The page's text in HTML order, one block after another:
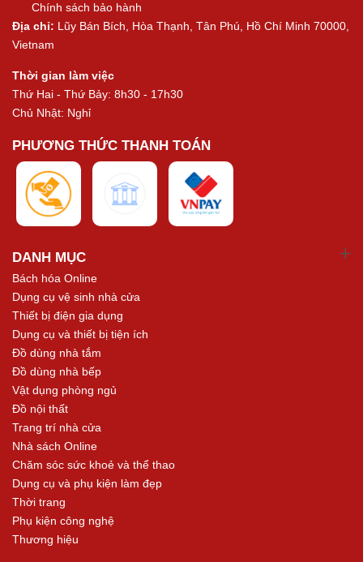
Chính sách bảo hành
Địa chỉ: Lũy Bán Bích, Hòa Thạnh, Tân Phú, Hồ Chí Minh 70000,
Vietnam
Thời gian làm việc
Thứ Hai - Thứ Bảy: 8h30 - 17h30
Chủ Nhật: Nghỉ
PHƯƠNG THỨC THANH TOÁN
DANH MỤC
Bách hóa Online
Dụng cụ vệ sinh nhà cửa
Thiết bị điện gia dụng
Dụng cụ và thiết bị tiện ích
Đồ dùng nhà tắm
Đồ dùng nhà bếp
Vật dụng phòng ngủ
Đồ nội thất
Trang trí nhà cửa
Nhà sách Online
Chăm sóc sức khoẻ và thể thao
Dụng cụ và phụ kiện làm đẹp
Thời trang
Phụ kiện công nghệ
Thương hiệu